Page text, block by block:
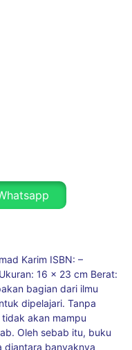
Karim ISBN: –
16 x 23 cm Berat:
bagian dari ilmu
dipelajari. Tanpa
akan mampu
Oleh sebab itu, buku
diantara banyaknya